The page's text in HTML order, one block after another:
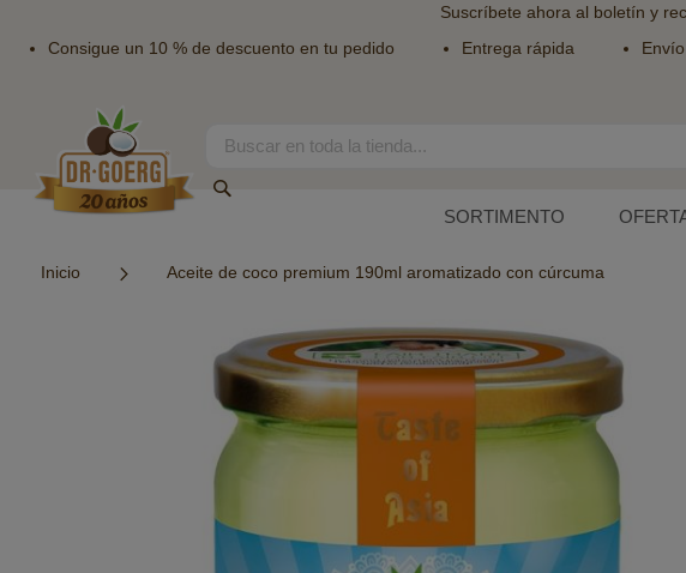
Suscríbete ahora al boletín y
Consigue un 10 % de descuento en tu pedido
Entrega rápida
contenido
Search
SORTIMENTO
Inicio Aceite de coco premium 190ml aromatizado con cúrcuma